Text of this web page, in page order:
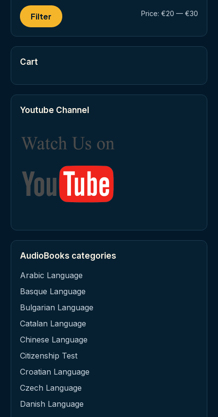
Filter Price: €20 — €30
Cart
Youtube Channel
AudioBooks categories
Arabic Language
Basque Language
Bulgarian Language
Catalan Language
Chinese Language
Citizenship Test
Croatian Language
Czech Language
Danish Language